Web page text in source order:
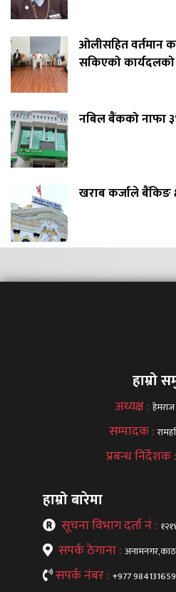
ओलीसहित वर्तमान
सकिएको कार्यदलको
नबिल बैंकको नाफा
खराब कर्जाले बैंकिङ
हाम्रो
अध्यक्ष :
सम्पादक :
प्रबन्ध निर्देशक :
हाम्रो बारेमा
सूचना विभाग दर्ता नं :
सपर्क ठेगाना :
सपर्क नंबर : +977